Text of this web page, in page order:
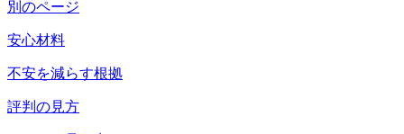
別のページ
安心材料
不安を減らす根拠
評判の見方